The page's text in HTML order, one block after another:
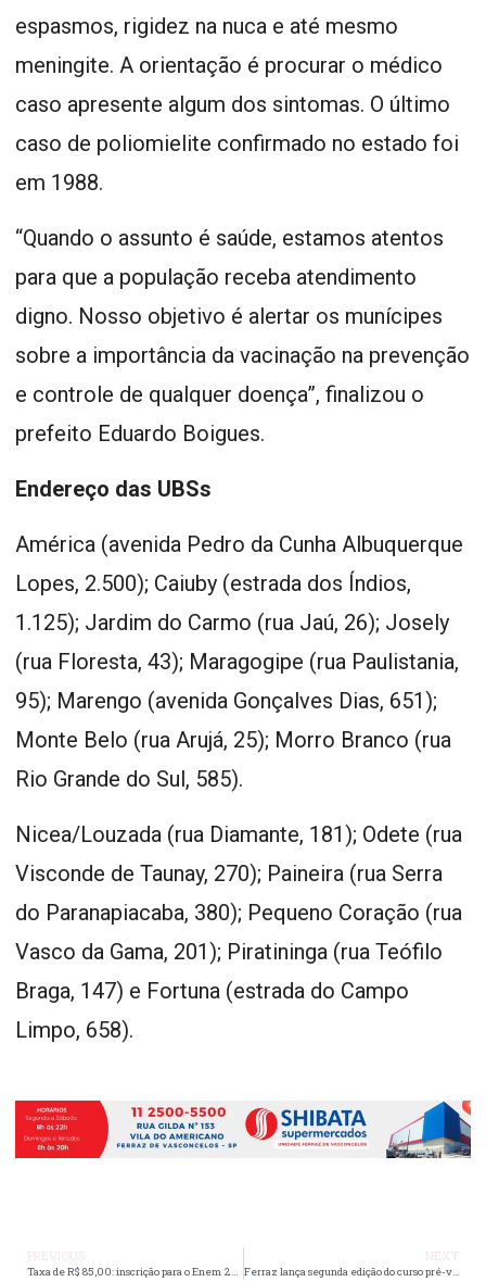
espasmos, rigidez na nuca e até mesmo
meningite. A orientação é procurar o médico
caso apresente algum dos sintomas. O último
caso de poliomielite confirmado no estado foi
em 1988.
“Quando o assunto é saúde, estamos atentos
para que a população receba atendimento
digno. Nosso objetivo é alertar os munícipes
sobre a importância da vacinação na prevenção
e controle de qualquer doença”, finalizou o
prefeito Eduardo Boigues.
Endereço das UBSs
América (avenida Pedro da Cunha Albuquerque
Lopes, 2.500); Caiuby (estrada dos Índios,
1.125); Jardim do Carmo (rua Jaú, 26); Josely
(rua Floresta, 43); Maragogipe (rua Paulistania,
95); Marengo (avenida Gonçalves Dias, 651);
Monte Belo (rua Arujá, 25); Morro Branco (rua
Rio Grande do Sul, 585).
Nicea/Louzada (rua Diamante, 181); Odete (rua
Visconde de Taunay, 270); Paineira (rua Serra
do Paranapiacaba, 380); Pequeno Coração (rua
Vasco da Gama, 201); Piratininga (rua Teófilo
Braga, 147) e Fortuna (estrada do Campo
Limpo, 658).
Taxa de R$ 85,00: inscrição para o Enem 2024 começa hoje (27) e vai até 07 de junho Ferraz lança segunda edição do curso pré-vestibulinho